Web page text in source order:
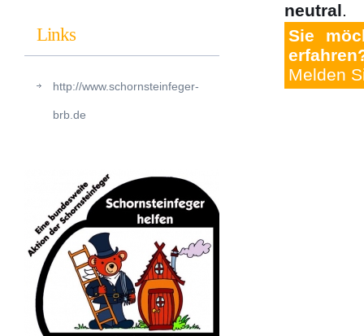
neutral.
Sie
Melden
Links
http://www.schornsteinfeger-
brb.de